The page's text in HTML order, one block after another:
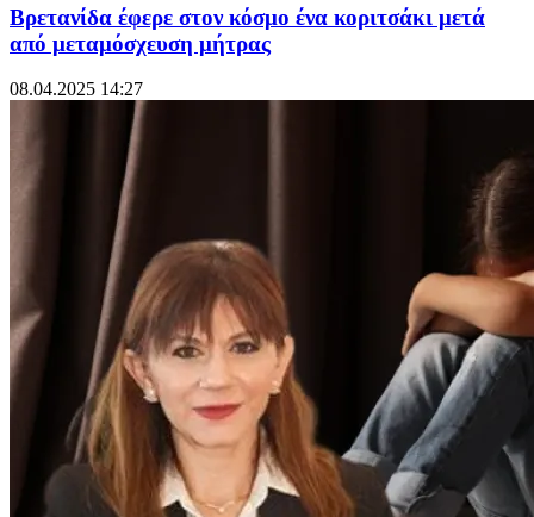
Βρετανίδα έφερε στον κόσμο ένα κοριτσάκι μετά
από μεταμόσχευση μήτρας
08.04.2025 14:27